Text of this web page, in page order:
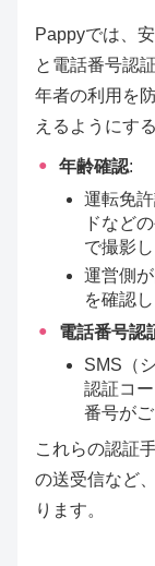
Pappyでは、
と電話番号認
年者の利用を
えるようにす
年齢確認:
運転免
ドなど
で撮影
運営側
を確認し
電話番号認
SMS（
認証コ
番号が
これらの認証
の送受信など
ります。